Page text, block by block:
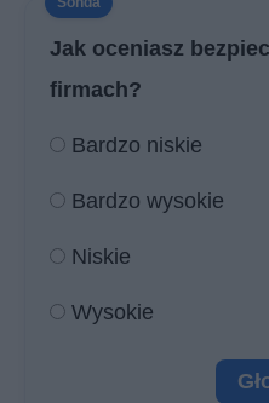
Jak oceniasz
firmach?
Bardzo niskie
Bardzo wysokie
Niskie
Wysokie